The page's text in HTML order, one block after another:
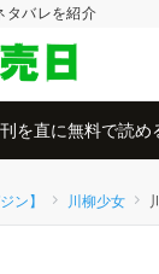
タバレを紹介
を直に無料で読め
ン】 川柳少女 川